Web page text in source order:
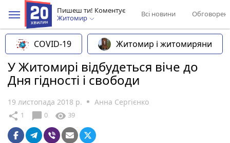
Пишеш ти! Коментує
Житомир
Всі новини
COVID-19 Житомир і житомиряни
У Житомирі відбудеться віче до
Дня гідності і свободи
19 листопада 2018 р. Анна Сергієнко
share 1 chat_bubble 0 visibility 39